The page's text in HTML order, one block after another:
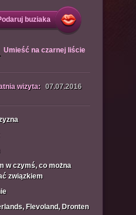
buziaka
Umieść na czarnej liście
wizyta: 07.07.2016
w czymś, co można
związkiem
Flevoland, Dronten